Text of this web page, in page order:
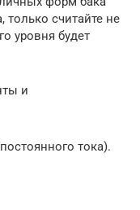
считайте не
уровня будет
и
тока).